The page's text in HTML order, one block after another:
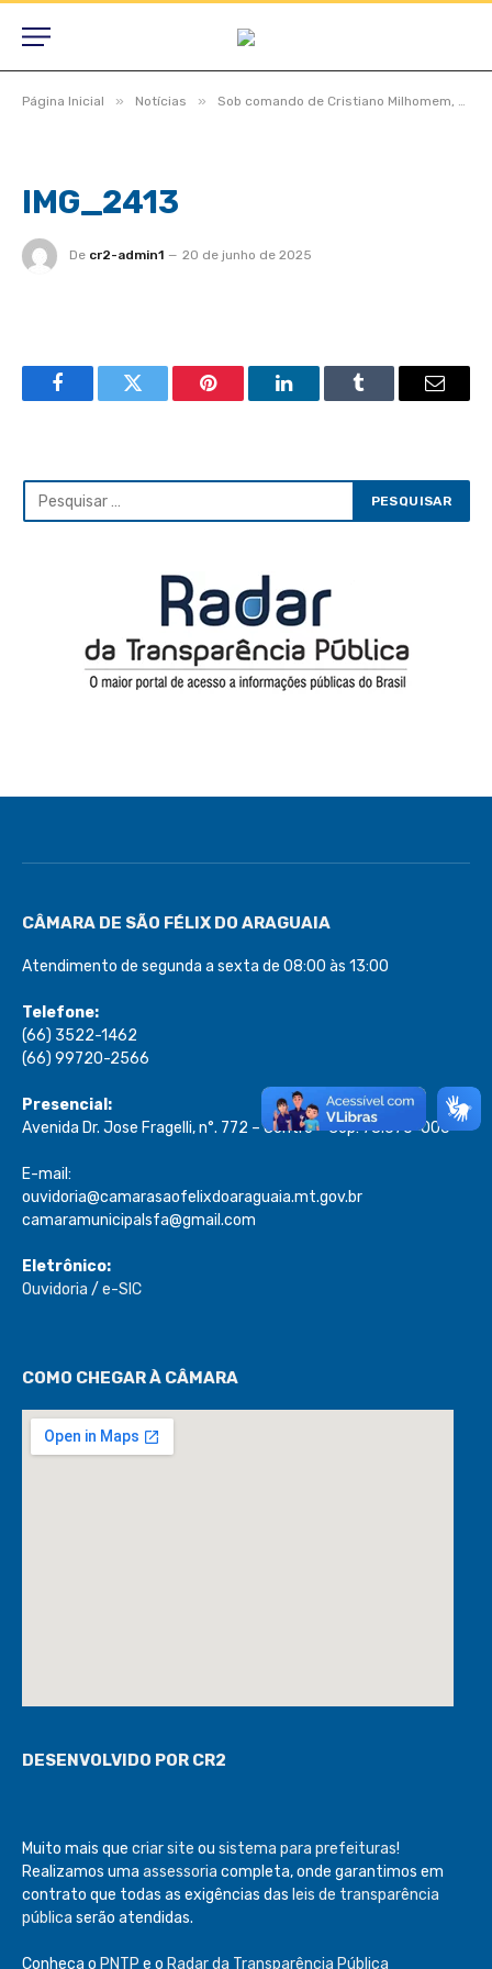
Página Inicial » Notícias » Sob comando de Cristiano Milhomem, Câmara de São Félix do Araguaia realiza Sessão Solene inaugural de 2025
IMG_2413
De cr2-admin1 20 de junho de 2025
FacebookTwitter Pinterest LinkedInTumblr Email
CÂMARA DE SÃO FÉLIX DO ARAGUAIA
Atendimento de segunda a sexta de 08:00 às 13:00
Telefone:
(66) 3522-1462
(66) 99720-2566
Presencial:
Avenida Dr. Jose Fragelli, n°. 772 – Centro – Cep: 78.670-000
E-mail:
ouvidoria@camarasaofelixdoaraguaia.mt.gov.br
camaramunicipalsfa@gmail.com
Eletrônico:
Ouvidoria / e-SIC
COMO CHEGAR À CÂMARA
DESENVOLVIDO POR CR2
Muito mais que criar site ou sistema para prefeituras!
Realizamos uma assessoria completa, onde garantimos em
contrato que todas as exigências das leis de transparência
pública serão atendidas.
Conheça o PNTP e o Radar da Transparência Pública